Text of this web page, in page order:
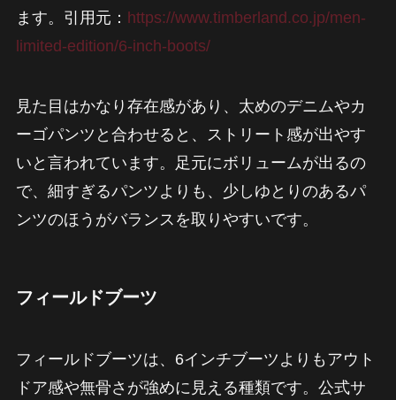
ます。引用元： https://www.timberland.co.jp/men-
limited-edition/6-inch-boots/
見た目はかなり存在感があり、太めのデニムやカ
ーゴパンツと合わせると、ストリート感が出やす
いと言われています。足元にボリュームが出るの
で、細すぎるパンツよりも、少しゆとりのあるパ
ンツのほうがバランスを取りやすいです。
フィールドブーツ
フィールドブーツは、6インチブーツよりもアウト
ドア感や無骨さが強めに見える種類です。公式サ